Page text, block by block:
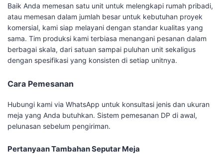
Baik Anda memesan satu unit untuk melengkapi rumah pribadi,
atau memesan dalam jumlah besar untuk kebutuhan proyek
komersial, kami siap melayani dengan standar kualitas yang
sama. Tim produksi kami terbiasa menangani pesanan dalam
berbagai skala, dari satuan sampai puluhan unit sekaligus
dengan spesifikasi yang konsisten di setiap unitnya.
Cara Pemesanan
Hubungi kami via WhatsApp untuk konsultasi jenis dan ukuran
meja yang Anda butuhkan. Sistem pemesanan DP di awal,
pelunasan sebelum pengiriman.
Pertanyaan Tambahan Seputar Meja